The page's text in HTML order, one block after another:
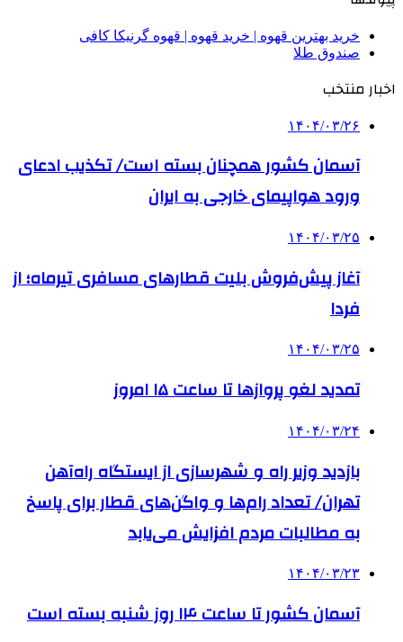
خرید بهترین قهوه | خرید قهوه | قهوه گرنیکا کافی
صندوق طلا
اخبار منتخب
۱۴۰۴/۰۳/۲۶
آسمان کشور همچنان بسته است/ تکذیب ادعای
ورود هواپیمای خارجی به ایران
۱۴۰۴/۰۳/۲۵
آغاز پیش‌فروش بلیت‌ قطارهای مسافری تیرماه؛ از
فردا
۱۴۰۴/۰۳/۲۵
تمدید لغو پروازها تا ساعت ۱۵ امروز
۱۴۰۴/۰۳/۲۴
بازدید وزیر راه و شهرسازی از ایستگاه راه‌آهن
تهران/ تعداد رام‌ها و واگن‌های قطار برای پاسخ
به مطالبات مردم افزایش می‌یابد
۱۴۰۴/۰۳/۲۳
آسمان کشور تا ساعت ۱۴ روز شنبه بسته است